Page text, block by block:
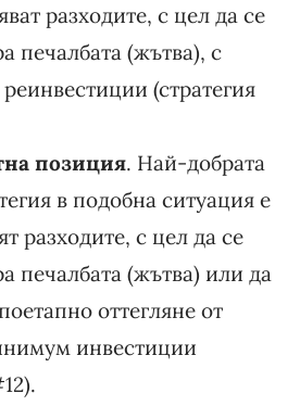
разходите, с цел да се
печалбата (жътва), с
(стратегия
позиция. Най-добрата
в подобна ситуация е
разходите, с цел да се
печалбата (жътва) или да
оттегляне от
инвестиции